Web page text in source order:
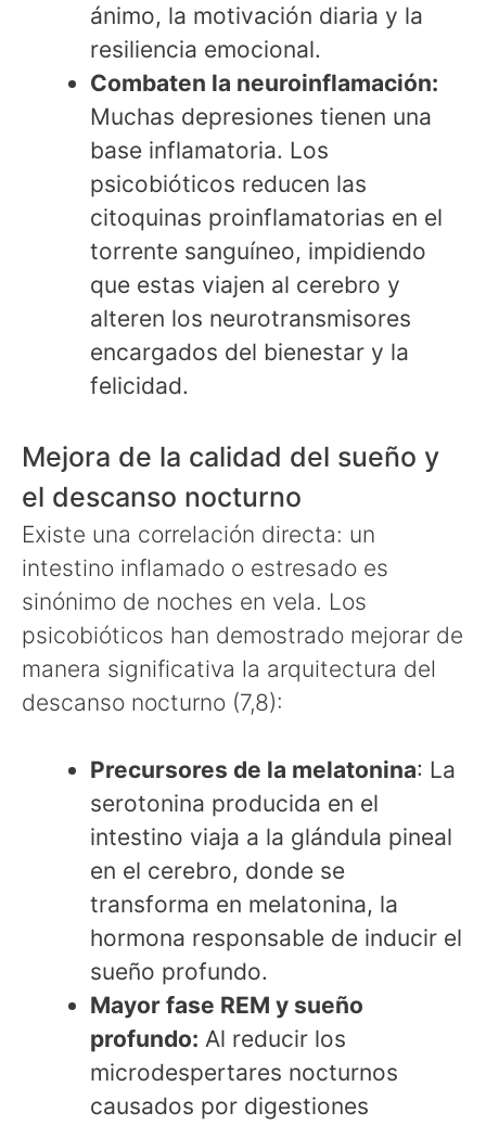
ánimo, la motivación diaria y la
resiliencia emocional.
Combaten la neuroinflamación:
Muchas depresiones tienen una
base inflamatoria. Los
psicobióticos reducen las
citoquinas proinflamatorias en el
torrente sanguíneo, impidiendo
que estas viajen al cerebro y
alteren los neurotransmisores
encargados del bienestar y la
felicidad.
Mejora de la calidad del sueño y
el descanso nocturno
Existe una correlación directa: un
intestino inflamado o estresado es
sinónimo de noches en vela. Los
psicobióticos han demostrado mejorar de
manera significativa la arquitectura del
descanso nocturno (7,8):
Precursores de la melatonina: La
serotonina producida en el
intestino viaja a la glándula pineal
en el cerebro, donde se
transforma en melatonina, la
hormona responsable de inducir el
sueño profundo.
Mayor fase REM y sueño
profundo: Al reducir los
microdespertares nocturnos
causados por digestiones